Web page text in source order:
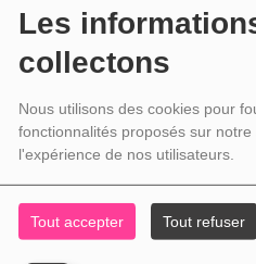
Les
collectons
Nous utilisons des cookies pour
fonctionnalités proposés sur
l'expérience de nos utilisateurs.
Tout accepter Tout refuser
" C'EST UNE BONNE
DE CE 14 JUILLET 2026
La nouvelle émission de Christian
nouvelle c'est déjà ça ! " consacrée